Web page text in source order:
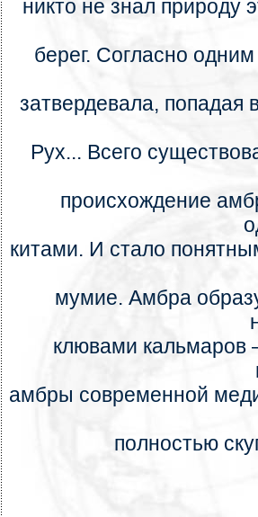
никто не знал природу
берег. Согласно
затвердевала, попадая
Рух... Всего
происхождение
китами. И стало
мумие. Амбра
клювами
амбры современной
полностью